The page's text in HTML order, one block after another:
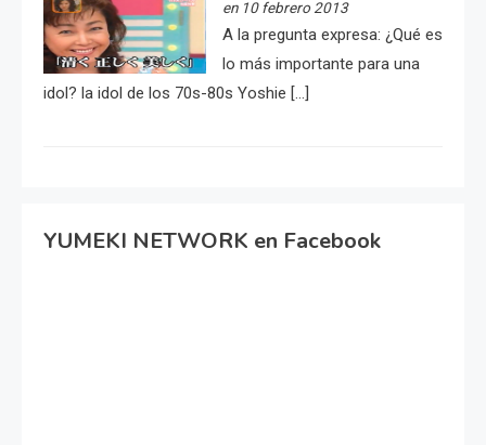
en 10 febrero 2013
A la pregunta expresa: ¿Qué es
lo más importante para una
idol? la idol de los 70s-80s Yoshie […]
YUMEKI NETWORK en Facebook